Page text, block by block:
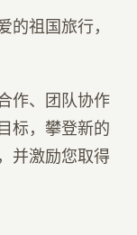
祖国旅行，
作、团队协作
标，攀登新的
并激励您取得